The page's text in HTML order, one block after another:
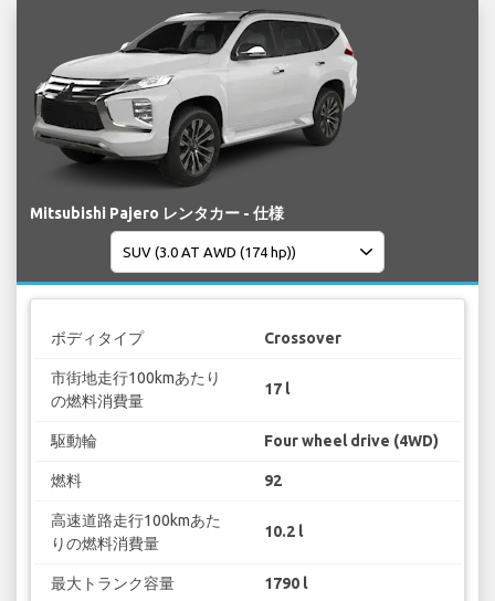
Mitsubishi Pajero レンタカー - 仕様
ボディタイプ Crossover
市街地走行100kmあたり
の燃料消費量
17 l
駆動輪 Four wheel drive (4WD)
燃料 92
高速道路走行100kmあた
りの燃料消費量
10.2 l
最大トランク容量 1790 l